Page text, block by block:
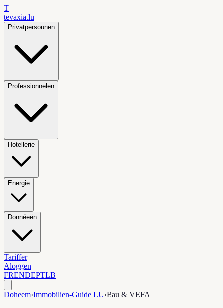
T
tevaxia.lu
Privatpersounen
Professionnelen
Hotellerie
Energie
Donnéeën
Tariffer
Aloggen
FRENDEPTLB
Doheem›Immobilien-Guide LU›Bau & VEFA